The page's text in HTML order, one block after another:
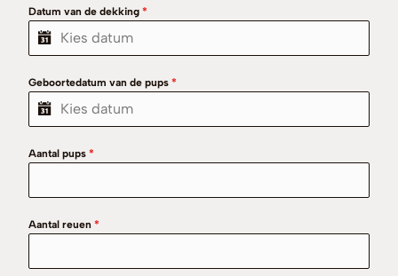
Datum van de dekking *
Geboortedatum van de pups *
Aantal pups *
Aantal reuen *